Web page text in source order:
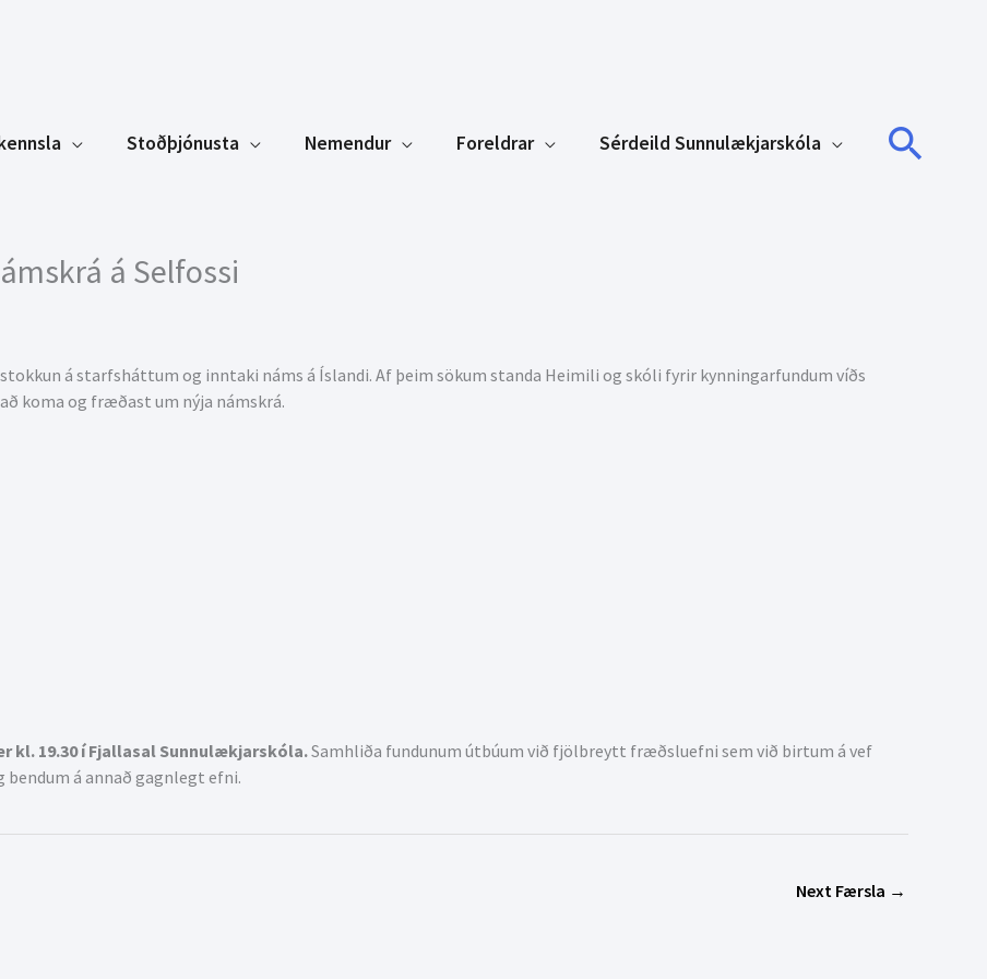
Stoðþjónusta Nemendur Foreldrar Sérdeild Sunnulækjarskóla
á Selfossi
á starfsháttum og inntaki náms á Íslandi. Af þeim sökum standa Heimili og skóli fyrir kynningarfundum víðs
koma og fræðast um nýja námskrá.
kl. 19.30 í Fjallasal Sunnulækjarskóla.Samhliða fundunum útbúum við fjölbreytt fræðsluefni sem við birtum á vef
bendum á annað gagnlegt efni.
Next Færsla →